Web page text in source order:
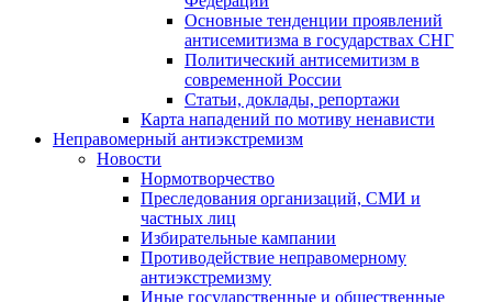
Основные тенденции проявлений
антисемитизма в государствах СНГ
Политический антисемитизм в
современной России
Статьи, доклады, репортажи
Карта нападений по мотиву ненависти
Неправомерный антиэкстремизм
Новости
Нормотворчество
Преследования организаций, СМИ и
частных лиц
Избирательные кампании
Противодействие неправомерному
антиэкстремизму
Иные государственные и общественные